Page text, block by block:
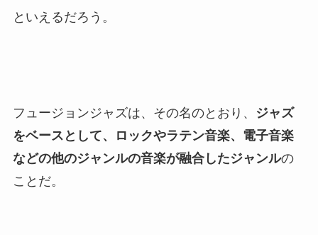
といえるだろう。
フュージョンジャズは、その名のとおり、
ジャズ
をベースとして、ロックやラテン音楽、電子音楽
などの他のジャンルの音楽が融合したジャンルの
ことだ。